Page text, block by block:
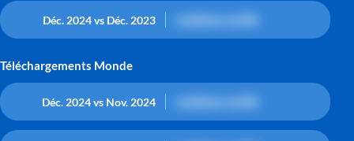
Déc. 2024 vs Déc. 2023
Téléchargements Monde
Déc. 2024 vs Nov. 2024